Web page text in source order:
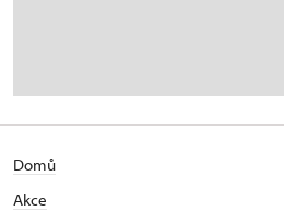
Domů
Akce